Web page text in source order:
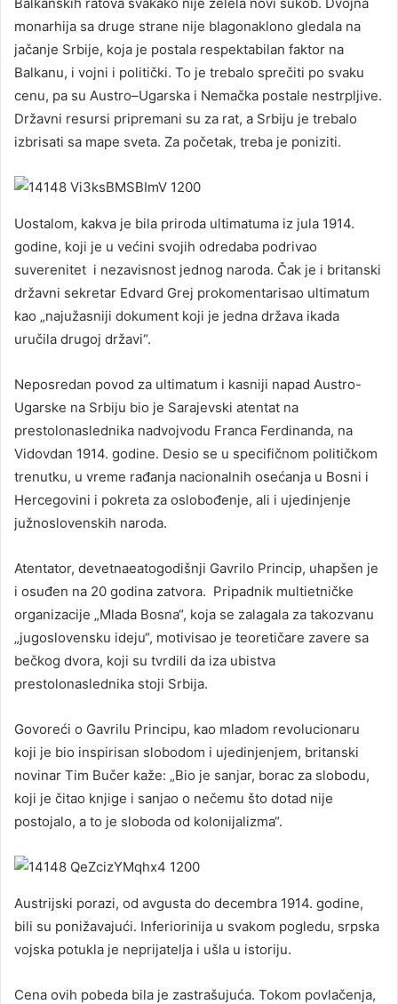
monarhija sa druge strane nije blagonaklono gledala na
jačanje Srbije, koja je postala respektabilan faktor na
Balkanu, i vojni i politički. To je trebalo sprečiti po svaku
cenu, pa su Austro–Ugarska i Nemačka postale nestrpljive.
Državni resursi pripremani su za rat, a Srbiju je trebalo
izbrisati sa mape sveta. Za početak, treba je poniziti.
Uostalom, kakva je bila priroda ultimatuma iz jula 1914.
godine, koji je u većini svojih odredaba podrivao
suverenitet i nezavisnost jednog naroda. Čak je i britanski
državni sekretar Edvard Grej prokomentarisao ultimatum
kao „najužasniji dokument koji je jedna država ikada
uručila drugoj državi“.
Neposredan povod za ultimatum i kasniji napad Austro-
Ugarske na Srbiju bio je Sarajevski atentat na
prestolonaslednika nadvojvodu Franca Ferdinanda, na
Vidovdan 1914. godine. Desio se u specifičnom političkom
trenutku, u vreme rađanja nacionalnih osećanja u Bosni i
Hercegovini i pokreta za oslobođenje, ali i ujedinjenje
južnoslovenskih naroda.
Atentator, devetnaeatogodišnji Gavrilo Princip, uhapšen je
i osuđen na 20 godina zatvora. Pripadnik multietničke
organizacije „Mlada Bosna“, koja se zalagala za takozvanu
„jugoslovensku ideju“, motivisao je teoretičare zavere sa
bečkog dvora, koji su tvrdili da iza ubistva
prestolonaslednika stoji Srbija.
Govoreći o Gavrilu Principu, kao mladom revolucionaru
koji je bio inspirisan slobodom i ujedinjenjem, britanski
novinar Tim Bučer kaže: „Bio je sanjar, borac za slobodu,
koji je čitao knjige i sanjao o nečemu što dotad nije
postojalo, a to je sloboda od kolonijalizma“.
Austrijski porazi, od avgusta do decembra 1914. godine,
bili su ponižavajući. Inferiorinija u svakom pogledu, srpska
vojska potukla je neprijatelja i ušla u istoriju.
Cena ovih pobeda bila je zastrašujuća. Tokom povlačenja,